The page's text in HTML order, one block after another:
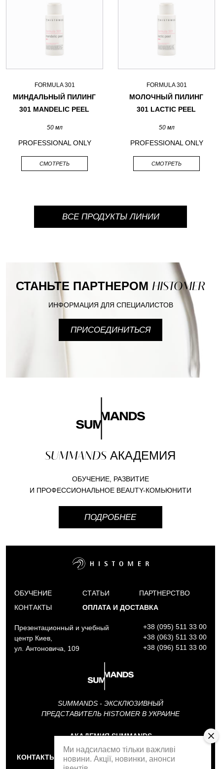
FORMULA 301
МИНДАЛЬНЫЙ ПИЛИНГ
301 MANDELIC PEEL
50 мл
PROFESSIONAL ONLY
СМОТРЕТЬ
FORMULA 301
МОЛОЧНЫЙ ПИЛИНГ
301 LACTIC PEEL
50 мл
PROFESSIONAL ONLY
СМОТРЕТЬ
ВСЕ ПРОДУКТЫ ЛИНИИ
СТАНЬТЕ ПАРТНЕРОМ HISTOMER
ИНФОРМАЦИЯ ДЛЯ СПЕЦИАЛИСТОВ
ПРИСОЕДИНИТЬСЯ
SUMMANDS АКАДЕМИЯ
ОБУЧЕНИЕ, РАЗВИТИЕ
И ПРОФЕССИОНАЛЬНОЕ BEAUTY-КОМЬЮНИТИ
ПОДРОБНЕЕ
ОБУЧЕНИЕ
КОНТАКТЫ
СТАТЬИ
ПАРТНЕРСТВО
ОПЛАТА И ДОСТАВКА
Презентационный и учебный
центр Киев,
ул. Антоновича, 109
+38 (095) 511 33 00
+38 (063) 511 33 00
+38 (096) 511 33 00
SUMMANDS - ЭКСКЛЮЗИВНЫЙ
ПРЕДСТАВИТЕЛЬ HISTOMER В УКРАИНЕ
АКАДЕМИЯ SUMMANDS
КОНТАКТЫ ОБРАТНЫЙ ЗВОНОК
Ми надсилаємо тільки важливі
новини. Акції, новинки, анонси